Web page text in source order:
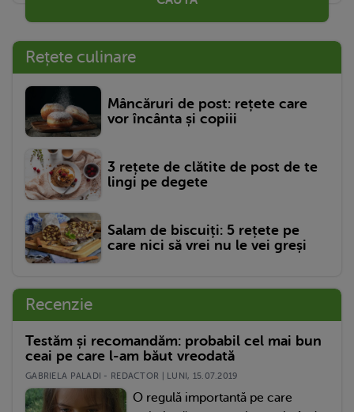
Rețete culinare
Mâncăruri de post: rețete care
vor încânta și copiii
3 rețete de clătite de post de te
lingi pe degete
Salam de biscuiți: 5 rețete pe
care nici să vrei nu le vei greși
Recenzie
Testăm și recomandăm: probabil cel mai bun
ceai pe care l-am băut vreodată
GABRIELA PALADI - REDACTOR | LUNI, 15.07.2019
O regulă importantă pe care